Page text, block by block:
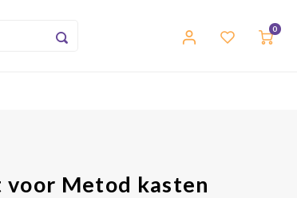
0
Metod kasten